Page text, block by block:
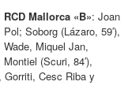
RCD Mallorca «B»: Joan
Pol; Soborg (Lázaro, 59′),
Wade, Miquel Jan,
Montiel (Scuri, 84′),
Gorriti, Cesc Riba y